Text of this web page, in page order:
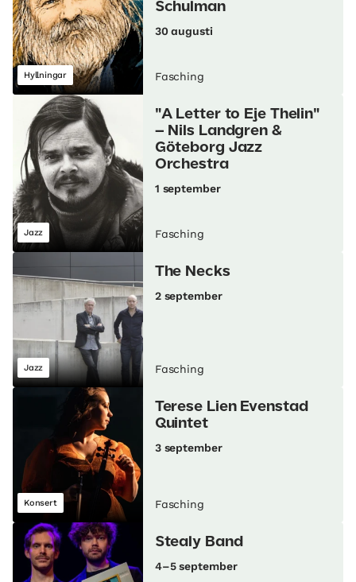
Hyllningar
Schulman
30 augusti
Fasching
Jazz
"A Letter to Eje Thelin"
– Nils Landgren &
Göteborg Jazz
Orchestra
1 september
Fasching
Jazz
The Necks
2 september
Fasching
Konsert
Terese Lien Evenstad
Quintet
3 september
Fasching
Stealy Band
4–5 september